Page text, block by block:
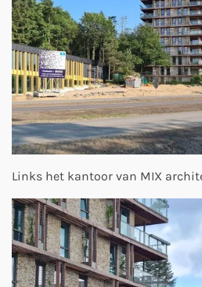
Links het kantoor van MIX